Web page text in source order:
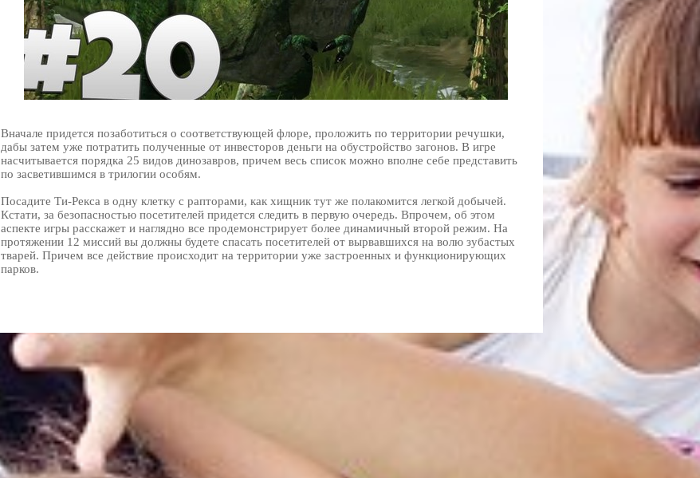
Вначале придется позаботиться о соответствующей флоре, проложить по территории речушки,
дабы затем уже потратить полученные от инвесторов деньги на обустройство загонов. В игре
насчитывается порядка 25 видов динозавров, причем весь список можно вполне себе представить
по засветившимся в трилогии особям.
Посадите Ти-Рекса в одну клетку с рапторами, как хищник тут же полакомится легкой добычей.
Кстати, за безопасностью посетителей придется следить в первую очередь. Впрочем, об этом
аспекте игры расскажет и наглядно все продемонстрирует более динамичный второй режим. На
протяжении 12 миссий вы должны будете спасать посетителей от вырвавшихся на волю зубастых
тварей. Причем все действие происходит на территории уже застроенных и функционирующих
парков.